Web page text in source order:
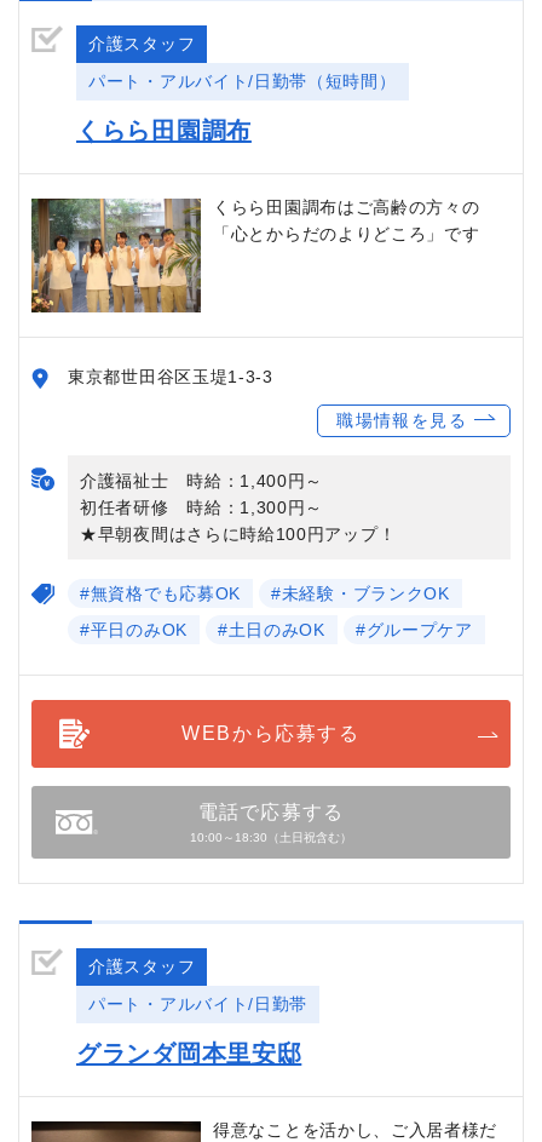
介護スタッフ
パート・アルバイト/日勤帯（短時間）
くらら田園調布
くらら田園調布はご高齢の方々の
「心とからだのよりどころ」です
東京都世田谷区玉堤1-3-3
職場情報を見る
介護福祉士 時給：1,400円～
初任者研修 時給：1,300円～
★早朝夜間はさらに時給100円アップ！
#無資格でも応募OK
#未経験・ブランクOK
#平日のみOK
#土日のみOK #グループケア
WEBから応募する
電話で応募する
10:00～18:30（土日祝含む）
介護スタッフ
パート・アルバイト/日勤帯
グランダ岡本里安邸
得意なことを活かし、ご入居者様だ